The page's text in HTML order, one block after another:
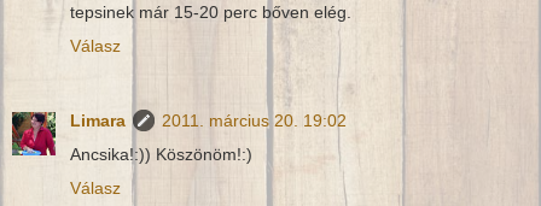
tepsinek már 15-20 perc bőven elég.
Válasz
Limara
2011. március 20. 19:02
Ancsika!:)) Köszönöm!:)
Válasz